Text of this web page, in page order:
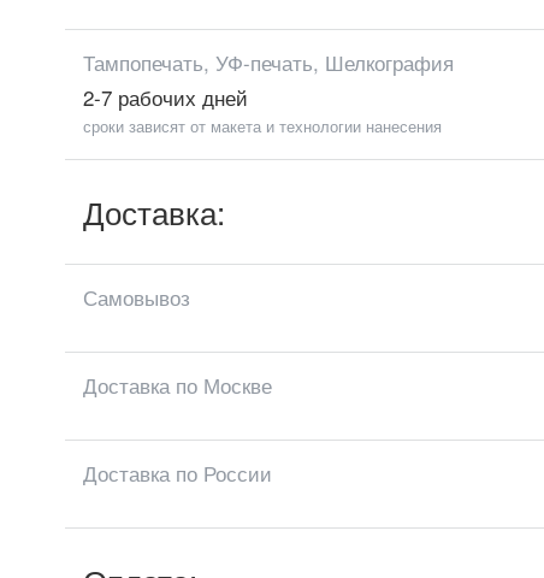
Тампопечать, УФ-печать, Шелкография
2-7 рабочих дней
сроки зависят от макета и технологии нанесения
Доставка:
Самовывоз
Доставка по Москве
Доставка по России